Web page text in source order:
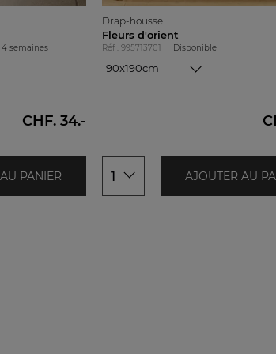
4 semaines
CHF. 34.-
PANIER
Drap-housse
Fleurs d'orient
Réf : 995713701 Disponible
90x190cm
1 AJOUTER AU